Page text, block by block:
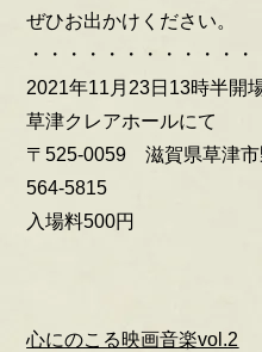
ぜひお出かけください。
・・・・・・・・・・・・
2021年11月23日13時半開
草津クレアホールにて
〒525-0059 滋賀県草津市
564-5815
入場料500円
心にのこる映画音楽vol.2